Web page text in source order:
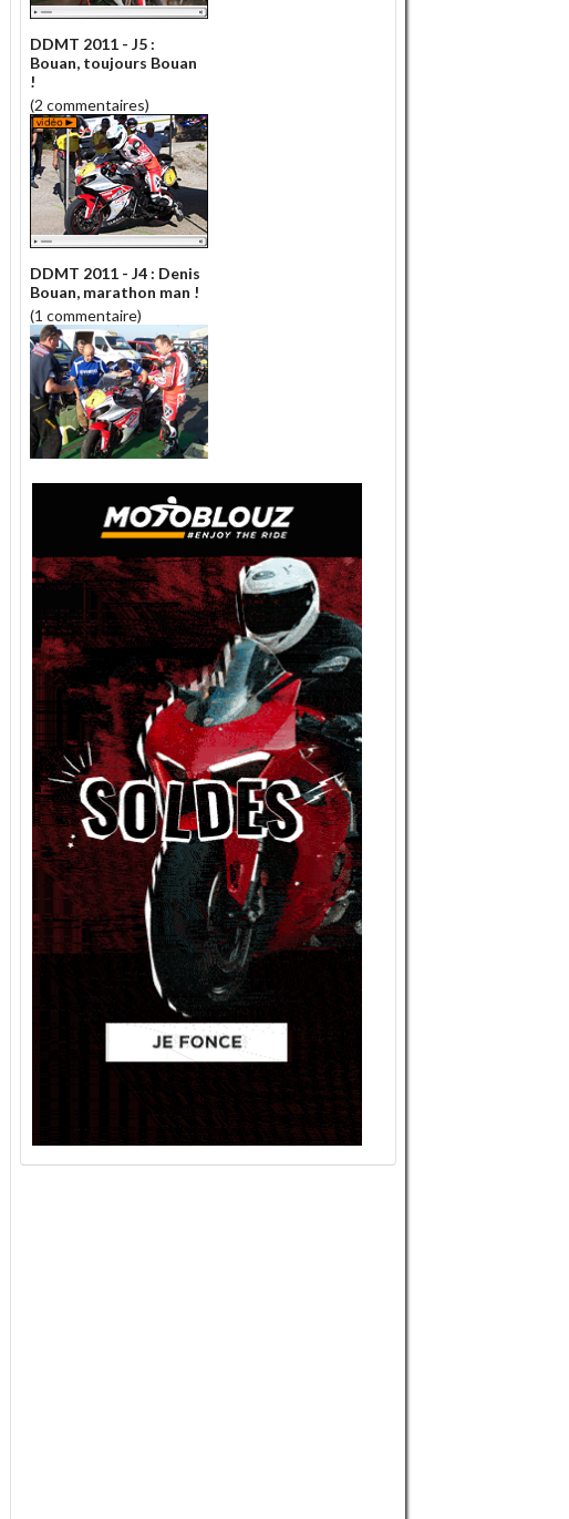
DDMT 2011 - J5 :
Bouan, toujours Bouan
!
(2 commentaires)
DDMT 2011 - J4 : Denis
Bouan, marathon man !
(1 commentaire)